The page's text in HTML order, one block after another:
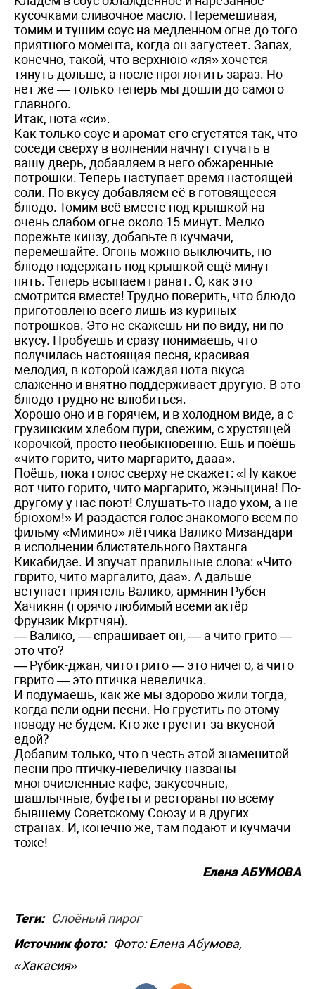
кусочками сливочное масло. Перемешивая,
томим и тушим соус на медленном огне до того
приятного момента, когда он загустеет. Запах,
конечно, такой, что верхнюю «ля» хочется
тянуть дольше, а после проглотить зараз. Но
нет же — только теперь мы дошли до самого
главного.
Итак, нота «си».
Как только соус и аромат его сгустятся так, что
соседи сверху в волнении начнут стучать в
вашу дверь, добавляем в него обжаренные
потрошки. Теперь наступает время настоящей
соли. По вкусу добавляем её в готовящееся
блюдо. Томим всё вместе под крышкой на
очень слабом огне около 15 минут. Мелко
порежьте кинзу, добавьте в кучмачи,
перемешайте. Огонь можно выключить, но
блюдо подержать под крышкой ещё минут
пять. Теперь всыпаем гранат. О, как это
смотрится вместе! Трудно поверить, что блюдо
приготовлено всего лишь из куриных
потрошков. Это не скажешь ни по виду, ни по
вкусу. Пробуешь и сразу понимаешь, что
получилась настоящая песня, красивая
мелодия, в которой каждая нота вкуса
слаженно и внятно поддерживает другую. В это
блюдо трудно не влюбиться.
Хорошо оно и в горячем, и в холодном виде, а с
грузинским хлебом пури, свежим, с хрустящей
корочкой, просто необыкновенно. Ешь и поёшь
«чито горито, чито маргарито, дааа».
Поёшь, пока голос сверху не скажет: «Ну какое
вот чито горито, чито маргарито, жэньщина! По-
другому у нас поют! Слушать-то надо ухом, а не
брюхом!» И раздастся голос знакомого всем по
фильму «Мимино» лётчика Валико Мизандари
в исполнении блистательного Вахтанга
Кикабидзе. И звучат правильные слова: «Чито
гврито, чито маргалито, даа». А дальше
вступает приятель Валико, армянин Рубен
Хачикян (горячо любимый всеми актёр
Фрунзик Мкртчян).
— Валико, — спрашивает он, — а чито грито —
это что?
— Рубик-джан, чито грито — это ничего, а чито
гврито — это птичка невеличка.
И подумаешь, как же мы здорово жили тогда,
когда пели одни песни. Но грустить по этому
поводу не будем. Кто же грустит за вкусной
едой?
Добавим только, что в честь этой знаменитой
песни про птичку-невеличку названы
многочисленные кафе, закусочные,
шашлычные, буфеты и рестораны по всему
бывшему Советскому Союзу и в других
странах. И, конечно же, там подают и кучмачи
тоже!
Елена АБУМОВА
Теги: Слоёный пирог
Источник фото: Фото: Елена Абумова,
«Хакасия»